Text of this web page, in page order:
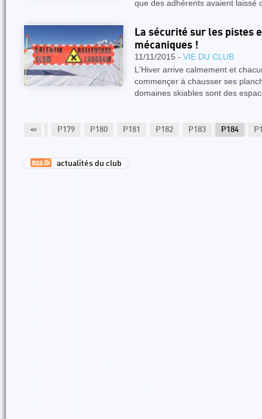
que des adhérents avaient laissé
La sécurité sur les pistes
mécaniques !
11/11/2015 - VIE DU CLUB
L'Hiver arrive calmement et
commençer à chausser ses
domaines skiables sont des
<<
P178 P179 P180 P181 P182 P183 P184
actualités du club